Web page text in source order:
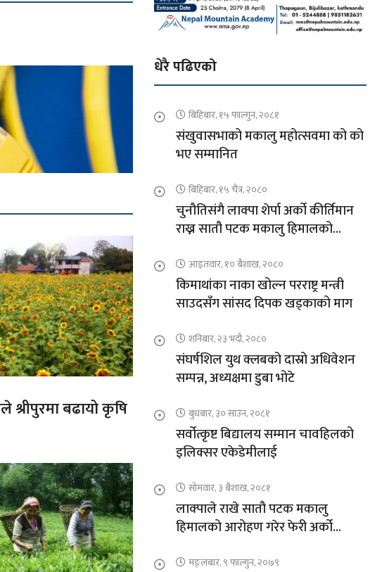
श्रीपुरमा बढायो कृषि
धेरै पढिएको
बिहिबार, १५ फाल्गुन, २०८१
संखुवासभाको मकालु महोत्सवमा को को
भए सम्मानित
बिहिबार, १५ चैत्र, २०८०
चुनौतिसंगै लाक्पा शेर्पा अर्को कीर्तिमान
राख्न सातौ पटक मकालु हिमालको
आइतवार, १० बैशाख, २०८०
किमाथांका नाका खोल्न परराष्ट्र मन्त्री
साउदसँग सांसद दिपक खड्काको माग
शनिबार, २३ भदौ, २०८०
संघर्षशिल युथ क्लबको दास्रो अधिवेशन
सम्पन्न, अध्यक्षमा डुबा भोटे
बुधबार, ३० साउन, २०८१
सर्वोत्कृष्ट बिद्यालय सम्मान चावहिलको
इलिक्सर एकेडेमीलाई
सोमवार, ३ बैशाख, २०८१
लाक्पाले राखे सातौ पटक मकालु
हिमालको आरोहण गरेर फेरी अर्को
मङ्लबार, ९ फाल्गुन, २०७९